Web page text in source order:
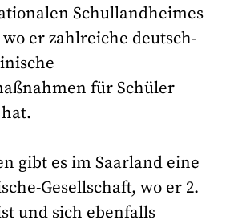
Schullandheimes
wo er zahlreiche deutsch-
für Schüler
gibt es im Saarland eine
Gesellschaft, wo er 2.
und sich ebenfalls